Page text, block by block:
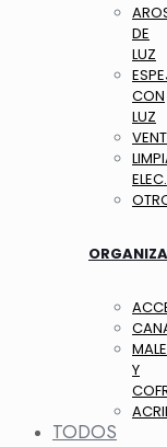
DE
LUZ
CON
LUZ
ELEC.
Y
TODOS